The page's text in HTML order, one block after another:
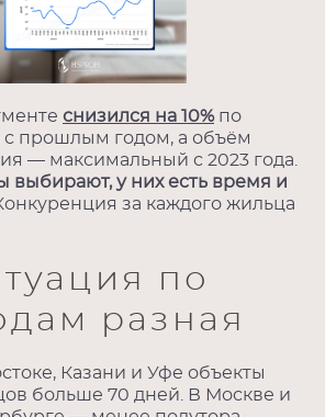
снизился на 10% по
прошлым годом, а объём
— максимальный с 2023 года.
выбирают, у них есть время и
за каждого жильца
по
разная
Казани и Уфе объекты
больше 70 дней. В Москве и